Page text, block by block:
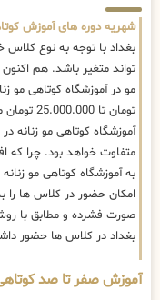
شهریه دوره های آموزش
بغداد با توجه به نوع
تواند متغیر باشد. هم
تومان
آموزشگاه کوتاهی مو زنانه
متفاوت خواهد بود. چرا که
به آموزشگاه کوتاهی مو
امکان حضور در کلاس ها را
صورت فشرده و مطابق با
بغداد در کلاس ها حضور
آموزش صفر تا صد کوتاهی